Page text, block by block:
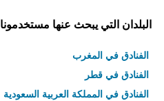
البلدان التي يبحث عنها مستخدمونا
الفنادق في المغرب
الفنادق في قطر
الفنادق في المملكة العربية السعودية